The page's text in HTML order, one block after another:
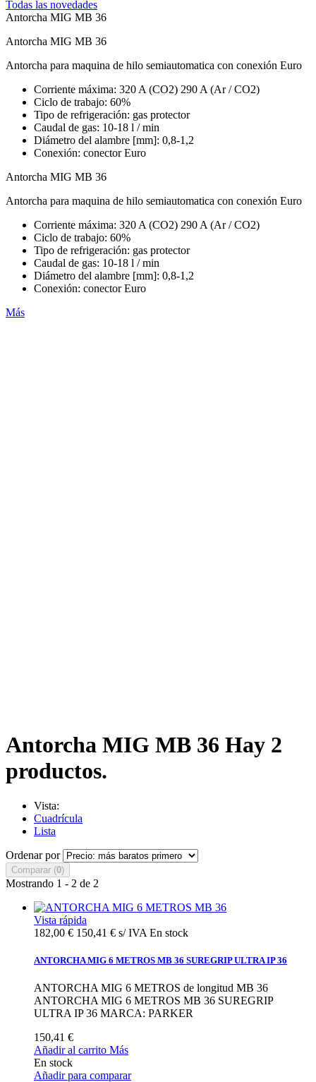
Todas las novedades
Antorcha MIG MB 36
Antorcha MIG MB 36
Antorcha para maquina de hilo semiautomatica con conexión Euro
Corriente máxima: 320 A (CO2) 290 A (Ar / CO2)
Ciclo de trabajo: 60%
Tipo de refrigeración: gas protector
Caudal de gas: 10-18 l / min
Diámetro del alambre [mm]: 0,8-1,2
Conexión: conector Euro
Antorcha MIG MB 36
Antorcha para maquina de hilo semiautomatica con conexión Euro
Corriente máxima: 320 A (CO2) 290 A (Ar / CO2)
Ciclo de trabajo: 60%
Tipo de refrigeración: gas protector
Caudal de gas: 10-18 l / min
Diámetro del alambre [mm]: 0,8-1,2
Conexión: conector Euro
Más
Antorcha MIG MB 36 Hay 2
productos.
Vista:
Cuadrícula
Lista
Ordenar por
Comparar (0)
Mostrando 1 - 2 de 2
Vista rápida
182,00 € 150,41 € s/ IVA En stock
ANTORCHA MIG 6 METROS MB 36 SUREGRIP ULTRA IP 36
ANTORCHA MIG 6 METROS de longitud MB 36
ANTORCHA MIG 6 METROS MB 36 SUREGRIP
ULTRA IP 36 MARCA: PARKER
150,41 €
Añadir al carrito Más
En stock
Añadir para comparar